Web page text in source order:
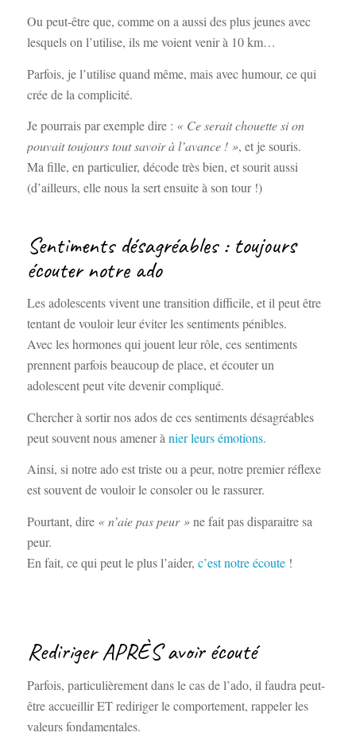
Ou peut-être que, comme on a aussi des plus jeunes avec
lesquels on l’utilise, ils me voient venir à 10 km…
Parfois, je l’utilise quand même, mais avec humour, ce qui
crée de la complicité.
Je pourrais par exemple dire : « Ce serait chouette si on
pouvait toujours tout savoir à l’avance ! », et je souris.
Ma fille, en particulier, décode très bien, et sourit aussi
(d’ailleurs, elle nous la sert ensuite à son tour !)
Sentiments désagréables : toujours
écouter notre ado
Les adolescents vivent une transition difficile, et il peut être
tentant de vouloir leur éviter les sentiments pénibles.
Avec les hormones qui jouent leur rôle, ces sentiments
prennent parfois beaucoup de place, et écouter un
adolescent peut vite devenir compliqué.
Chercher à sortir nos ados de ces sentiments désagréables
peut souvent nous amener à nier leurs émotions.
Ainsi, si notre ado est triste ou a peur, notre premier réflexe
est souvent de vouloir le consoler ou le rassurer.
Pourtant, dire « n’aie pas peur »ne fait pas disparaitre sa
peur.
En fait, ce qui peut le plus l’aider, c’est notre écoute!
Rediriger APRÈS avoir écouté
Parfois, particulièrement dans le cas de l’ado, il faudra peut-
être accueillir ET rediriger le comportement, rappeler les
valeurs fondamentales.